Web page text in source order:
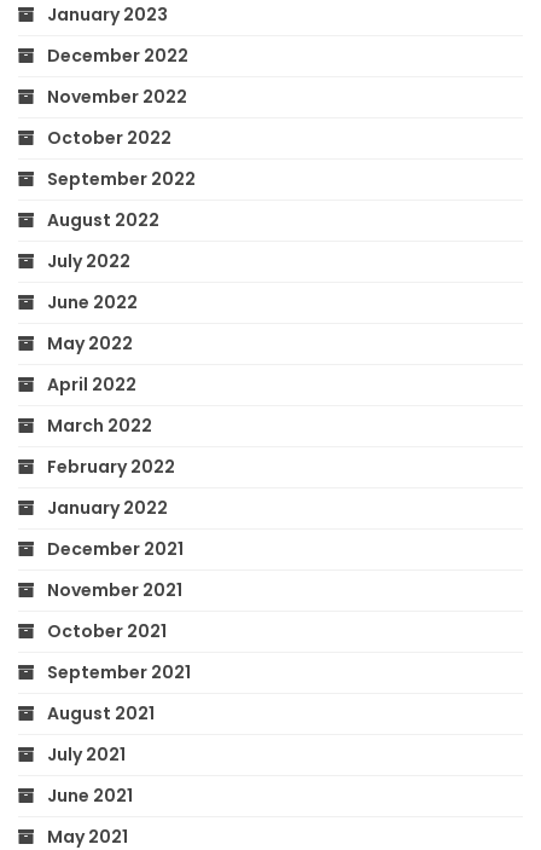
January 2023
December 2022
November 2022
October 2022
September 2022
August 2022
July 2022
June 2022
May 2022
April 2022
March 2022
February 2022
January 2022
December 2021
November 2021
October 2021
September 2021
August 2021
July 2021
June 2021
May 2021